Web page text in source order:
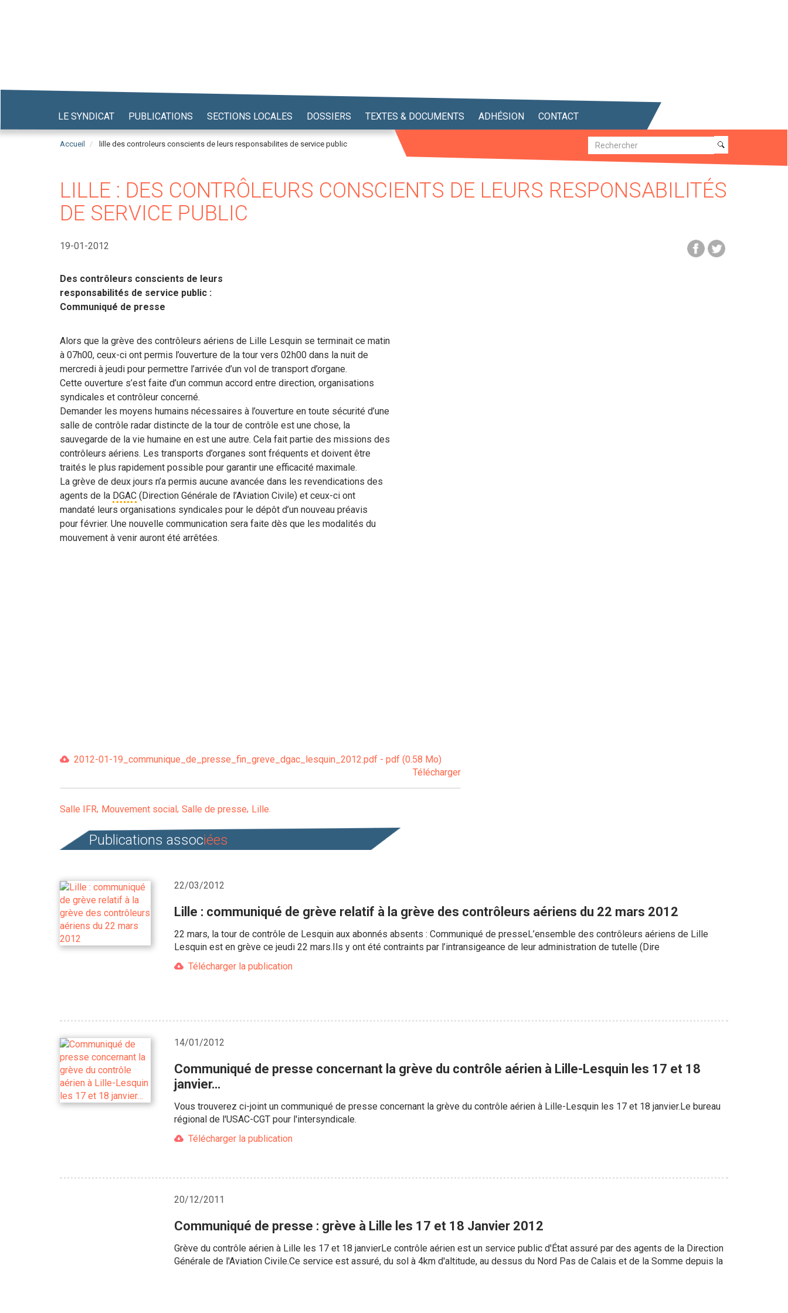
LE SYNDICAT PUBLICATIONS SECTIONS LOCALES DOSSIERS TEXTES & DOCUMENTS ADHÉSION CONTACT
Accueil lille des controleurs conscients de leurs responsabilites de service public Recherche
Recherche
LILLE : DES CONTRÔLEURS CONSCIENTS DE LEURS RESPONSABILITÉS
DE SERVICE PUBLIC
19-01-2012
Des contrôleurs conscients de leurs
responsabilités de service public :
Communiqué de presse
Alors que la grève des contrôleurs aériens de Lille Lesquin se terminait ce matin
à 07h00, ceux-ci ont permis l’ouverture de la tour vers 02h00 dans la nuit de
mercredi à jeudi pour permettre l’arrivée d’un vol de transport d’organe.
Cette ouverture s’est faite d’un commun accord entre direction, organisations
syndicales et contrôleur concerné.
Demander les moyens humains nécessaires à l’ouverture en toute sécurité d’une
salle de contrôle radar distincte de la tour de contrôle est une chose, la
sauvegarde de la vie humaine en est une autre. Cela fait partie des missions des
contrôleurs aériens. Les transports d’organes sont fréquents et doivent être
traités le plus rapidement possible pour garantir une efficacité maximale.
La grève de deux jours n’a permis aucune avancée dans les revendications des
agents de la DGAC (Direction Générale de l’Aviation Civile) et ceux-ci ont
mandaté leurs organisations syndicales pour le dépôt d’un nouveau préavis
pour février. Une nouvelle communication sera faite dès que les modalités du
mouvement à venir auront été arrêtées.
2012-01-19_communique_de_presse_fin_greve_dgac_lesquin_2012.pdf - pdf (0.58 Mo)
Télécharger
Salle IFR Mouvement social Salle de presse Lille
Publications associées
22/03/2012
Lille : communiqué de grève relatif à la grève des contrôleurs aériens du 22 mars 2012
22 mars, la tour de contrôle de Lesquin aux abonnés absents : Communiqué de presseL’ensemble des contrôleurs aériens de Lille
Lesquin est en grève ce jeudi 22 mars.Ils y ont été contraints par l’intransigeance de leur administration de tutelle (Dire
Télécharger la publication
14/01/2012
Communiqué de presse concernant la grève du contrôle aérien à Lille-Lesquin les 17 et 18
janvier…
Vous trouverez ci-joint un communiqué de presse concernant la grève du contrôle aérien à Lille-Lesquin les 17 et 18 janvier.Le bureau
régional de l'USAC-CGT pour l'intersyndicale.
Télécharger la publication
20/12/2011
Communiqué de presse : grève à Lille les 17 et 18 Janvier 2012
Grève du contrôle aérien à Lille les 17 et 18 janvierLe contrôle aérien est un service public d'État assuré par des agents de la Direction
Générale de l'Aviation Civile.Ce service est assuré, du sol à 4km d'altitude, au dessus du Nord Pas de Calais et de la Somme depuis la